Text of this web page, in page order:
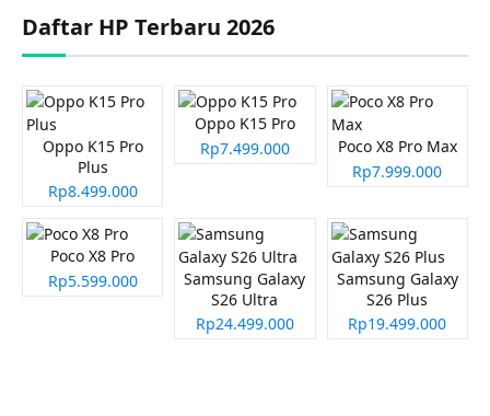
Daftar HP Terbaru 2026
Oppo K15 Pro
Plus
Rp8.499.000
Oppo K15 Pro
Rp7.499.000
Poco X8 Pro Max
Rp7.999.000
Poco X8 Pro
Rp5.599.000
Samsung Galaxy
S26 Ultra
Rp24.499.000
Samsung Galaxy
S26 Plus
Rp19.499.000